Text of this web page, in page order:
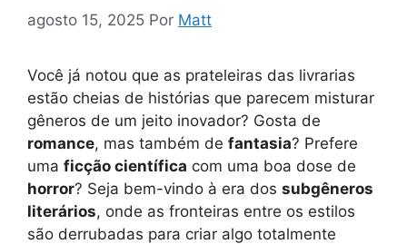
agosto 15, 2025 Por Matt
Você já notou que as prateleiras das livrarias
estão cheias de histórias que parecem misturar
gêneros de um jeito inovador? Gosta de
romance, mas também de fantasia? Prefere
uma ficção científica com uma boa dose de
horror? Seja bem-vindo à era dos subgêneros
literários, onde as fronteiras entre os estilos
são derrubadas para criar algo totalmente